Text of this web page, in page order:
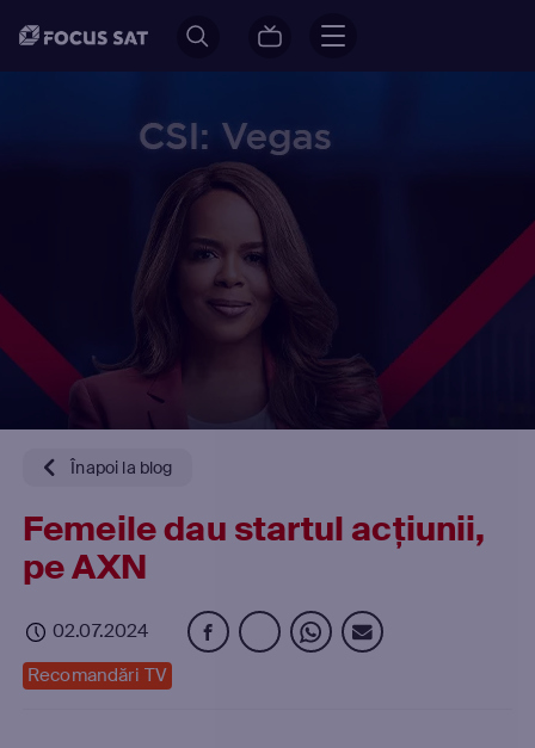
Înapoi la blog
Femeile dau startul acțiunii,
pe AXN
02.07.2024
Recomandări TV